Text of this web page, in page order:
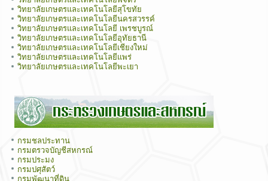
วิทยาลัยเกษตรและเทคโนโลยีสุโขทัย
วิทยาลัยเกษตรและเทคโนโลยีนครสวรรค์
วิทยาลัยเกษตรและเทคโนโลยี เพรชบูรณ์
วิทยาลัยเกษตรและเทคโนโลยีอุทัยธานี
วิทยาลัยเกษตรและเทคโนโลยีเชียงใหม่
วิทยาลัยเกษตรและเทคโนโลยีแพร่
วิทยาลัยเกษตรและเทคโนโลยีพะเยา
กรมชลประทาน
กรมตรวจบัญชีสหกรณ์
กรมประมง
กรมปศุสัตว์
กรมพัฒนาที่ดิน